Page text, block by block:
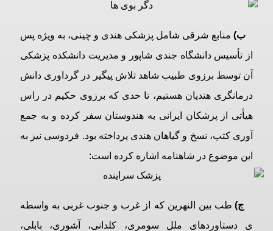
ب) منابع شرقی شامل پزشکی هندی و چینی، به ویژه پس
از تأسیس دانشگاه جندی شاپور و مدیریت دانشکده پزشکی
آن توسط برزوی طبیب شاهد تلاش پیگیر در گرداوری دانش
درمانگری هندیان هستیم، تا حدی که برزوی حکیم در راس
هیأتی از پزشکان ایرانی به هندوستان سفر کرده و به جمع
آوری کتب، نسخ و گیاهان هندی پرداخته بود. فردوسی نیز به
این موضوع در شاهنامه اشاره کرده است:
ج) طب بین النهرین که از غرب و جنوب غربی به واسطه
ی دستاوردهای ملل سومری، کلدانی، آشوری، بابلی،